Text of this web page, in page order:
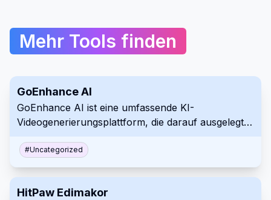
Mehr Tools finden
GoEnhance AI
GoEnhance AI ist eine umfassende KI-
Videogenerierungsplattform, die darauf ausgelegt
aus Texten, Bildern und vorhandenem
Videomaterial zu vereinfachen. Sie verfügt über
hochauflösende Video-zu-Anime-Konvertierung,
#Uncategorized
HitPaw Edimakor